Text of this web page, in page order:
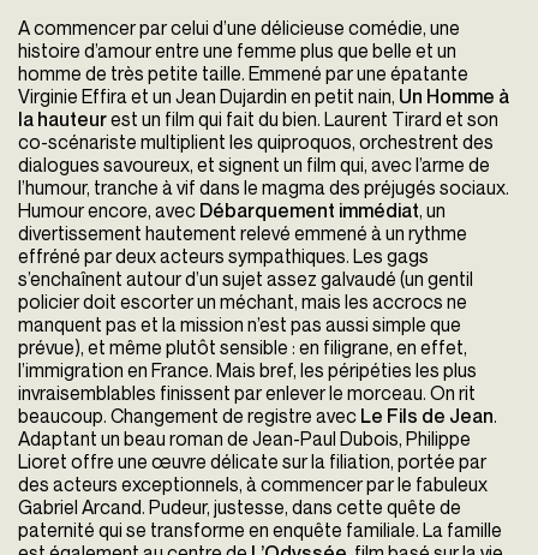
A commencer par celui d’une délicieuse comédie, une
histoire d’amour entre une femme plus que belle et un
homme de très petite taille. Emmené par une épatante
Virginie Effira et un Jean Dujardin en petit nain, Un Homme à
la hauteurest un film qui fait du bien. Laurent Tirard et son
co-scénariste multiplient les quiproquos, orchestrent des
dialogues savoureux, et signent un film qui, avec l’arme de
l’humour, tranche à vif dans le magma des préjugés sociaux.
Humour encore, avec Débarquement immédiat, un
divertissement hautement relevé emmené à un rythme
effréné par deux acteurs sympathiques. Les gags
s’enchaînent autour d’un sujet assez galvaudé (un gentil
policier doit escorter un méchant, mais les accrocs ne
manquent pas et la mission n’est pas aussi simple que
prévue), et même plutôt sensible : en filigrane, en effet,
l’immigration en France. Mais bref, les péripéties les plus
invraisemblables finissent par enlever le morceau. On rit
beaucoup. Changement de registre avec Le Fils de Jean.
Adaptant un beau roman de Jean-Paul Dubois, Philippe
Lioret offre une œuvre délicate sur la filiation, portée par
des acteurs exceptionnels, à commencer par le fabuleux
Gabriel Arcand. Pudeur, justesse, dans cette quête de
paternité qui se transforme en enquête familiale. La famille